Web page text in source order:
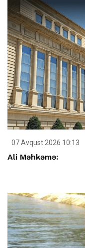
07 Avqust 2026 10:13
Ali Məhkəmə: